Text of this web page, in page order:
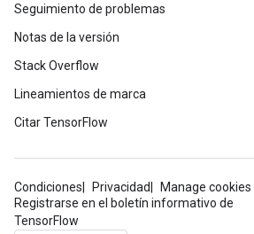
Seguimiento de problemas
Notas de la versión
Stack Overflow
Lineamientos de marca
Citar TensorFlow
Condiciones Privacidad
Manage cookies
Registrarse en el boletín informativo de
TensorFlow